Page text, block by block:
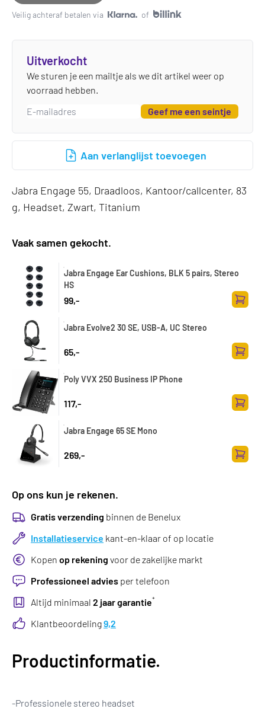
Veilig achteraf betalen via of
Uitverkocht
We sturen je een mailtje als we dit artikel weer op
voorraad hebben.
Geef me een seintje
Aan verlanglijst toevoegen
Jabra Engage 55, Draadloos, Kantoor/callcenter, 83
g, Headset, Zwart, Titanium
Vaak samen gekocht.
Jabra Engage Ear Cushions, BLK 5 pairs, Stereo
HS
99,-
Jabra Evolve2 30 SE, USB-A, UC Stereo
65,-
Poly VVX 250 Business IP Phone
117,-
Jabra Engage 65 SE Mono
269,-
Op ons kun je rekenen.
Gratis verzending binnen de Benelux
Installatieservice kant-en-klaar of op locatie
Kopen op rekening voor de zakelijke markt
Professioneel advies per telefoon
Altijd minimaal 2 jaar garantie*
Klantbeoordeling9,2
Productinformatie.
-Professionele stereo headset